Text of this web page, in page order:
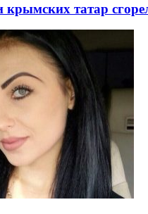
крымских татар